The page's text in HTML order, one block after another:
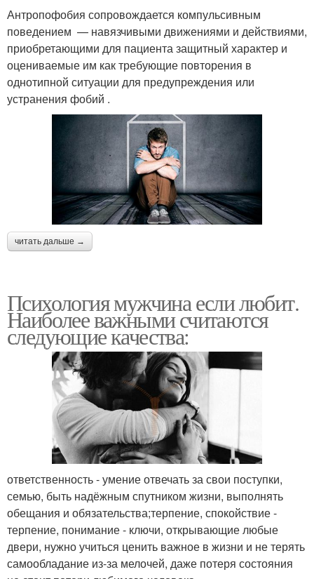
Антропофобия сопровождается компульсивным
поведением — навязчивыми движениями и действиями,
приобретающими для пациента защитный характер и
оцениваемые им как требующие повторения в
однотипной ситуации для предупреждения или
устранения фобий .
читать дальше →
Психология мужчина если любит.
Наиболее важными считаются
следующие качества:
ответственность - умение отвечать за свои поступки,
семью, быть надёжным спутником жизни, выполнять
обещания и обязательства;терпение, спокойствие -
терпение, понимание - ключи, открывающие любые
двери, нужно учиться ценить важное в жизни и не терять
самообладание из-за мелочей, даже потеря состояния